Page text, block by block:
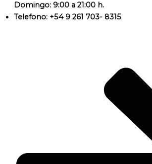
Domingo: 9:00 a 21:00 h.
Telefono: +54 9 261 703- 8315